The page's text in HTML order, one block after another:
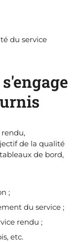
du service
de la qualité
de bord,
;
du service ;
rendu ;
etc.